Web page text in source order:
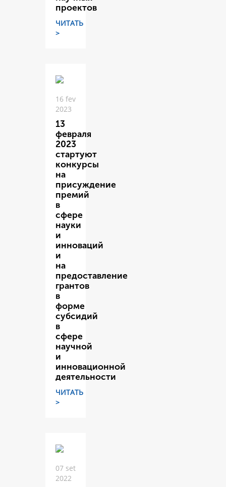
проектов
ЧИТАТЬ
>
16 fev
2023
13
февраля
2023
стартуют
конкурсы
на
присуждение
премий
в
сфере
науки
и
инноваций
и
на
предоставление
грантов
в
форме
субсидий
в
сфере
научной
и
инновационной
деятельности
ЧИТАТЬ
>
07 set
2022